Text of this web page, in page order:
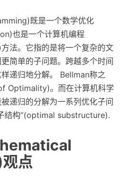
既是一个数学优化
也是一个计算机编程
法。它指的是将一个复杂的文
简单的子问题。跨越多个时间
递归地分解。 Bellman称之
Optimality)。而在计算机科学
递归的分解为一系列优化子问
结构”(optimal substructure).
点